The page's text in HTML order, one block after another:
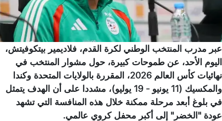
عبر مدرب المنتخب الوطني لكرة القدم، فلاديمير بيتكوفيتش،
اليوم الأحد، عن طموحات كبيرة، حول مشوار المنتخب في
نهائيات كأس العالم 2026، المقررة بالولايات المتحدة وكندا
والمكسيك (11 يونيو - 19 يوليو)، مشددا على أن الهدف يتمثل
في بلوغ أبعد مرحلة ممكنة خلال هذه المنافسة التي تشهد
عودة "الخضر" إلى أكبر محفل كروي عالمي.